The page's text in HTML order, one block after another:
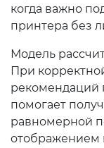
когда важно
принтера без
Модель
При
рекомендаций
помогает
равномерной
отображением